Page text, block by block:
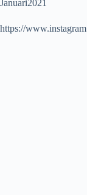
Januari2021
https://